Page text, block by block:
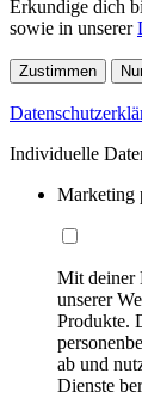
Erkundige dich
sowie in unserer
Zustimmen
Individuelle
Marketing
Mit deiner
unserer
Produkte.
ab und
Dienste